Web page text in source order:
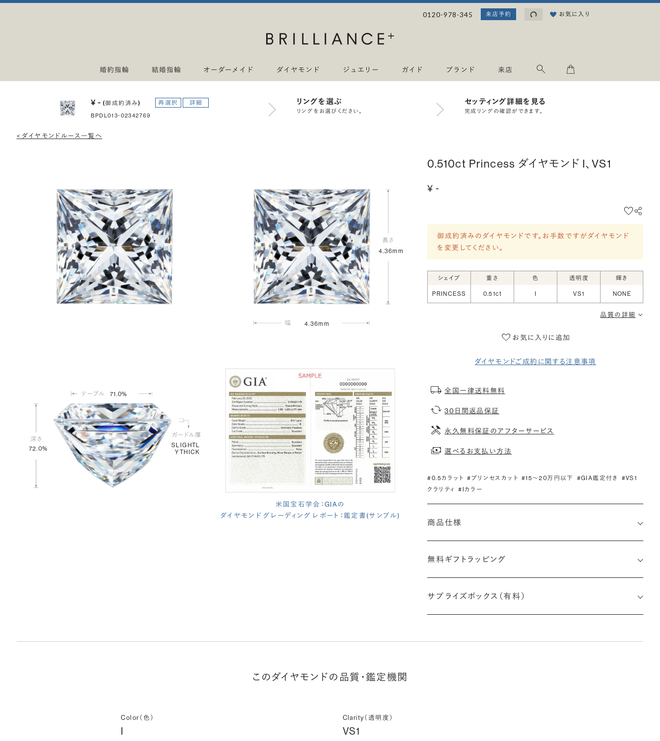
0120-978-345 来店予約 読み込み中...お気に入り
婚約指輪 結婚指輪 オーダーメイド ダイヤモンド ジュエリー ガイド ブランド 来店
¥ -(御成約済み) 再選択 詳細
BPDL013-02342769
リングを選ぶ
リングをお選びください。
セッティング詳細を見る
完成リングの確認ができます。
< ダイヤモンドルース一覧へ
4.36mm
4.36mm
72.0%
71.0%
SLIGHTL
YTHICK
米国宝石学会：GIAの
ダイヤモンド グレーディング レポート：鑑定書(サンプル)
0.510ct Princess ダイヤモンド I、VS1
¥ -
御成約済みのダイヤモンドです。お手数ですがダイヤモンド
を変更してください。
シェイプ 重さ 色 透明度 輝き
PRINCESS 0.51ct I VS1 NONE
品質の詳細
お気に入りに追加
ダイヤモンドご成約に関する注意事項
全国一律送料無料
30日間返品保証
永久無料保証のアフターサービス
選べるお支払い方法
#0.5カラット #プリンセスカット #15〜20万円以下 #GIA鑑定付き
#VS1
クラリティ
#Iカラー
商品仕様
(長さx幅×深さ)
無料ギフトラッピング
サプライズボックス（有料）
このダイヤモンドの品質・鑑定機関
Color（色）
I
Clarity（透明度）
VS1